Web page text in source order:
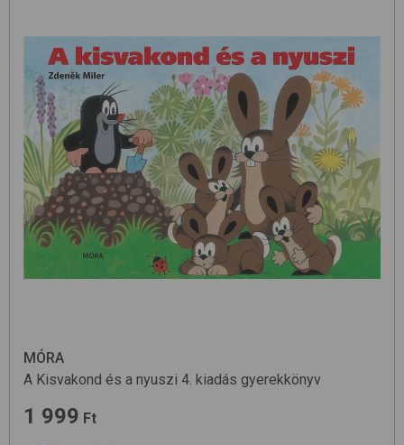
MÓRA
A Kisvakond és a nyuszi 4. kiadás gyerekkönyv
1 999 Ft